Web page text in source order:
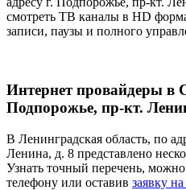
смотреть ТВ каналы в HD
записи, паузы и полного
Интернет провайдеры в
Подпорожье, пр-кт.
В Ленинградская область, по
Ленина, д. 8 представлено
Узнать точный перечень,
телефону или оставив заявку